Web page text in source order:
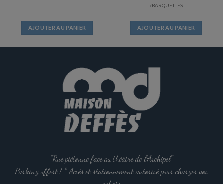
AJOUTER AU PANIER
/BARQUETTES
AJOUTER AU PANIER
"Rue piétonne face au théâtre de l'Archipel".
Parking offert ! * Accès et stationnement autorisé pour charger vos